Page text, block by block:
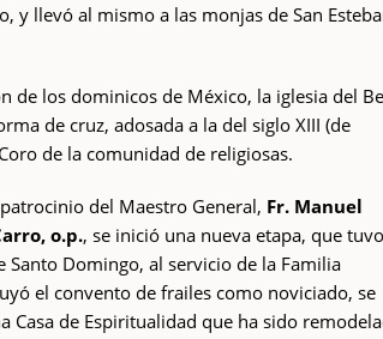
y llevó al mismo a las monjas de San
de los dominicos de México, la iglesia del
de cruz, adosada a la del siglo XIII (de
de la comunidad de religiosas.
del Maestro General, Fr. Manuel
o.p., se inició una nueva etapa, que tuvo
Domingo, al servicio de la Familia
el convento de frailes como noviciado, se
de Espiritualidad que ha sido